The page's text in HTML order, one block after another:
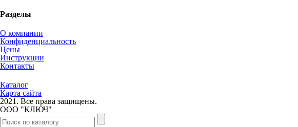
Разделы
О компании
Конфиденциальность
Цены
Инструкции
Контакты
Каталог
Карта сайта
2021. Все права защищены.
ООО "КЛЮЧ"